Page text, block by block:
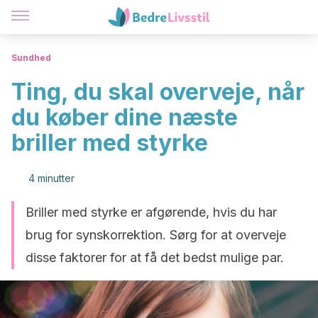
Sundhed
Ting, du skal overveje, når
du køber dine næste
briller med styrke
4 minutter
Briller med styrke er afgørende, hvis du har
brug for synskorrektion. Sørg for at overveje
disse faktorer for at få det bedst mulige par.